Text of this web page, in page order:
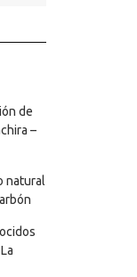
de
–
natural